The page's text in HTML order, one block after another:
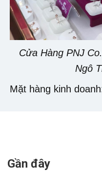
Cửa Hàng PNJ
Ngô
Mặt hàng kinh
Gần đây